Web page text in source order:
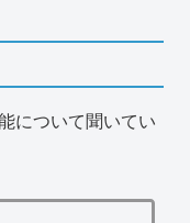
について聞いてい